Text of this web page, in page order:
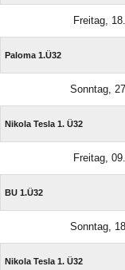
Freitag,
Paloma 1.Ü32
Sonntag,
Nikola Tesla 1. Ü32
Freitag,
BU 1.Ü32
Sonntag,
Nikola Tesla 1. Ü32